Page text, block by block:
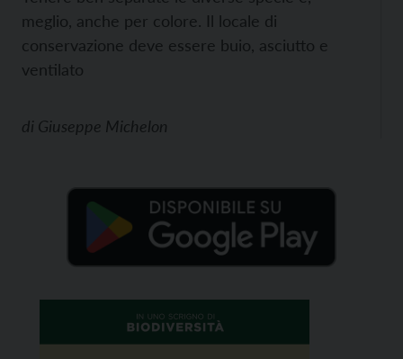
meglio, anche per colore. Il locale di
conservazione deve essere buio, asciutto e
ventilato
di Giuseppe Michelon